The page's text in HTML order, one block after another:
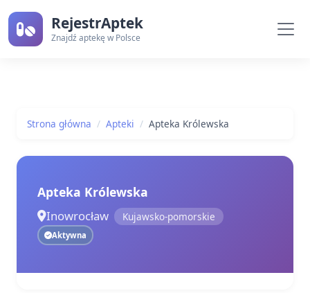
RejestrAptek
Znajdź aptekę w Polsce
Strona główna Apteki Apteka Królewska
Apteka Królewska
Inowrocław Kujawsko-pomorskie
Aktywna